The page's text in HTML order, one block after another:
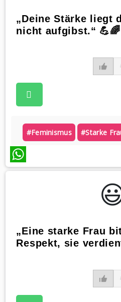
„Deine Stärke liegt
nicht aufgibst.“ 💪🌈
#feminismus #starke
WhatsApp
„Eine starke Frau
Respekt, sie